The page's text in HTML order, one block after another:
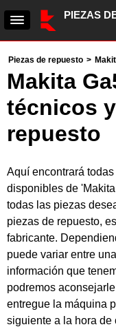
PIEZAS
Piezas de repuesto >
Makita
técnicos
repuesto
Aquí encontrará
disponibles de
todas las piezas
piezas de repuesto,
fabricante.
puede variar entre
información que
podremos
entregue la máquina
siguiente a la hora de